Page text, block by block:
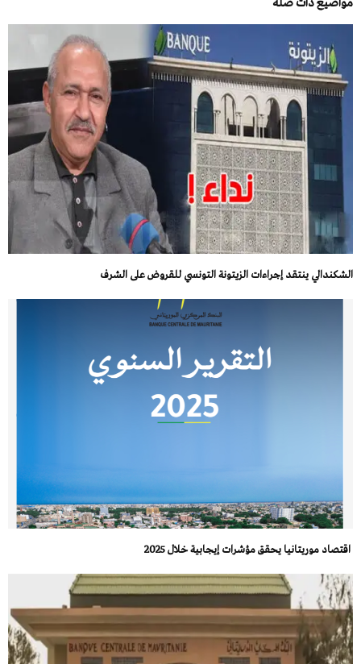
الشكندالي ينتقد إجراءات الزيتونة التونسي للقروض على الشرف
اقتصاد موريتانيا يحقق مؤشرات إيجابية خلال 2025